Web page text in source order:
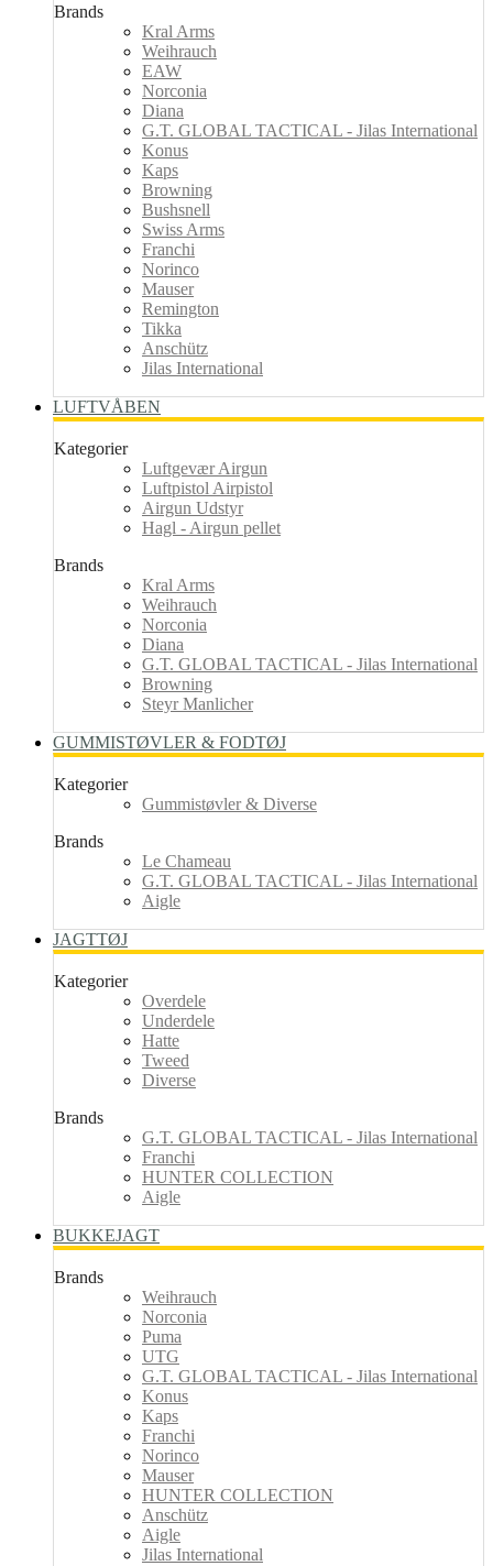
Brands
Kral Arms
Weihrauch
EAW
Norconia
Diana
G.T. GLOBAL TACTICAL - Jilas International
Konus
Kaps
Browning
Bushsnell
Swiss Arms
Franchi
Norinco
Mauser
Remington
Tikka
Anschütz
Jilas International
LUFTVÅBEN
Kategorier
Luftgevær Airgun
Luftpistol Airpistol
Airgun Udstyr
Hagl - Airgun pellet
Brands
Kral Arms
Weihrauch
Norconia
Diana
G.T. GLOBAL TACTICAL - Jilas International
Browning
Steyr Manlicher
GUMMISTØVLER & FODTØJ
Kategorier
Gummistøvler & Diverse
Brands
Le Chameau
G.T. GLOBAL TACTICAL - Jilas International
Aigle
JAGTTØJ
Kategorier
Overdele
Underdele
Hatte
Tweed
Diverse
Brands
G.T. GLOBAL TACTICAL - Jilas International
Franchi
HUNTER COLLECTION
Aigle
BUKKEJAGT
Brands
Weihrauch
Norconia
Puma
UTG
G.T. GLOBAL TACTICAL - Jilas International
Konus
Kaps
Franchi
Norinco
Mauser
HUNTER COLLECTION
Anschütz
Aigle
Jilas International